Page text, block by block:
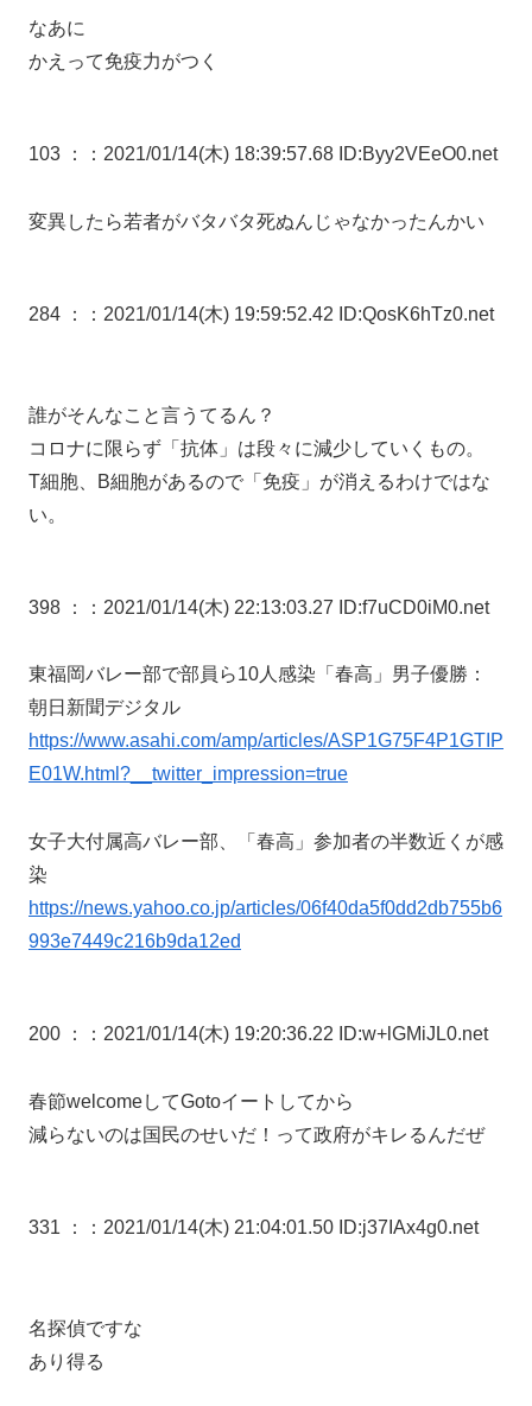
なあに
かえって免疫力がつく
103 ： ：2021/01/14(木) 18:39:57.68 ID:Byy2VEeO0.net
変異したら若者がバタバタ死ぬんじゃなかったんかい
284 ： ：2021/01/14(木) 19:59:52.42 ID:QosK6hTz0.net
誰がそんなこと言うてるん？
コロナに限らず「抗体」は段々に減少していくもの。
T細胞、B細胞があるので「免疫」が消えるわけではな
い。
398 ： ：2021/01/14(木) 22:13:03.27 ID:f7uCD0iM0.net
東福岡バレー部で部員ら10人感染「春高」男子優勝：
朝日新聞デジタル
https://www.asahi.com/amp/articles/ASP1G75F4P1GTIP
E01W.html?__twitter_impression=true
女子大付属高バレー部、「春高」参加者の半数近くが感
染
https://news.yahoo.co.jp/articles/06f40da5f0dd2db755b6
993e7449c216b9da12ed
200 ： ：2021/01/14(木) 19:20:36.22 ID:w+lGMiJL0.net
春節welcomeしてGotoイートしてから
減らないのは国民のせいだ！って政府がキレるんだぜ
331 ： ：2021/01/14(木) 21:04:01.50 ID:j37IAx4g0.net
名探偵ですな
あり得る